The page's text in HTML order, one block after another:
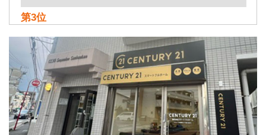
第3位
4ＬＤＫ
淵野辺駅
歩17分
南側道路に面しており日当たり良好。 キッチンから…
第4位
5,480万円
4ＬＤＫ